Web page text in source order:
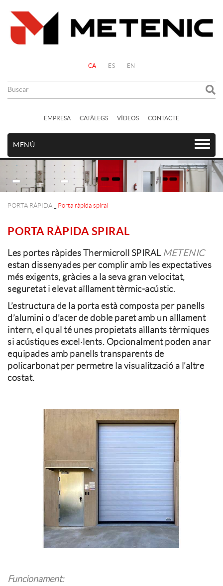
CA ES EN
EMPRESA CATÀLEGS VÍDEOS CONTACTE
MENÚ
PORTA RÀPIDA Porta ràpida spiral
PORTA RÀPIDA SPIRAL
Les portes ràpides Thermicroll SPIRAL METENIC
estan dissenyades per complir amb les expectatives
més exigents, gràcies a la seva gran velocitat,
seguretat i elevat aïllament tèrmic-acústic.
L’estructura de la porta està composta per panells
d’alumini o d’acer de doble paret amb un aïllament
intern, el qual té unes propietats aïllants tèrmiques
si acústiques excel·lents. Opcionalment poden anar
equipades amb panells transparents de
policarbonat per permetre la visualització a l’altre
costat.
Funcionament: